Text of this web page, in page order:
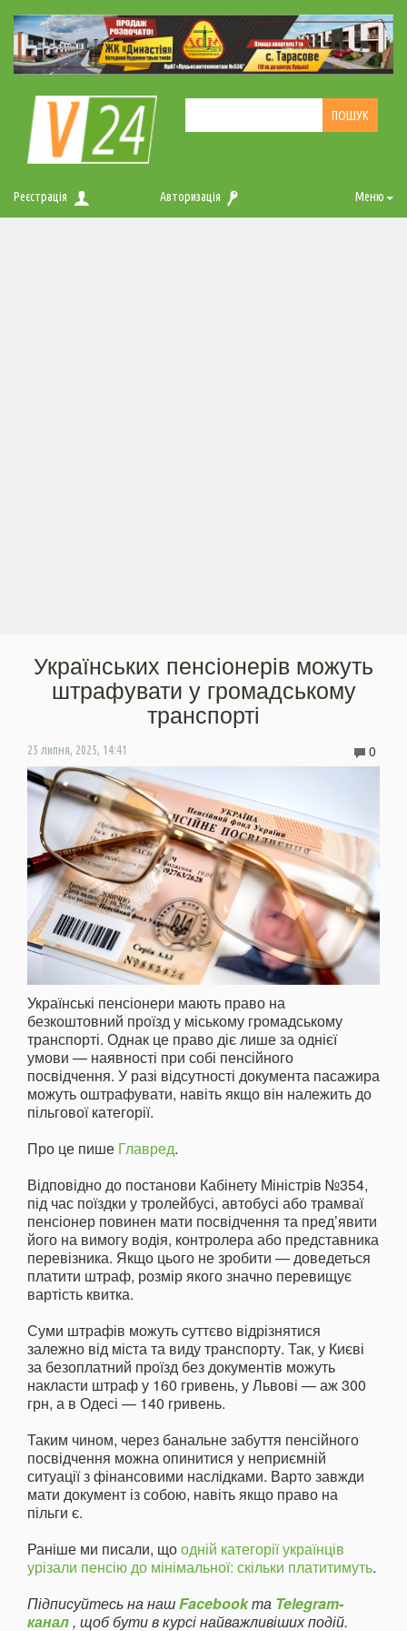
Реєстрація Авторизація Меню
Українських пенсіонерів можуть
штрафувати у громадському
транспорті
25 липня, 2025, 14:41 0
Українські пенсіонери мають право на
безкоштовний проїзд у міському громадському
транспорті. Однак це право діє лише за однієї
умови — наявності при собі пенсійного
посвідчення. У разі відсутності документа пасажира
можуть оштрафувати, навіть якщо він належить до
пільгової категорії.
Про це пише Главред.
Відповідно до постанови Кабінету Міністрів №354,
під час поїздки у тролейбусі, автобусі або трамваї
пенсіонер повинен мати посвідчення та пред’явити
його на вимогу водія, контролера або представника
перевізника. Якщо цього не зробити — доведеться
платити штраф, розмір якого значно перевищує
вартість квитка.
Суми штрафів можуть суттєво відрізнятися
залежно від міста та виду транспорту. Так, у Києві
за безоплатний проїзд без документів можуть
накласти штраф у 160 гривень, у Львові — аж 300
грн, а в Одесі — 140 гривень.
Таким чином, через банальне забуття пенсійного
посвідчення можна опинитися у неприємній
ситуації з фінансовими наслідками. Варто завжди
мати документ із собою, навіть якщо право на
пільги є.
Раніше ми писали, щоодній категорії українців
урізали пенсію до мінімальної: скільки платитимуть.
Підписуйтесь на нашFacebookта Telegram-
канал, щоб бути в курсі найважливіших подій.